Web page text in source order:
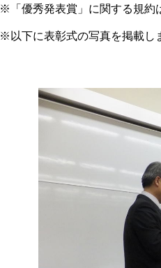
※「優秀発表賞」に関する規約
※以下に表彰式の写真を掲載し